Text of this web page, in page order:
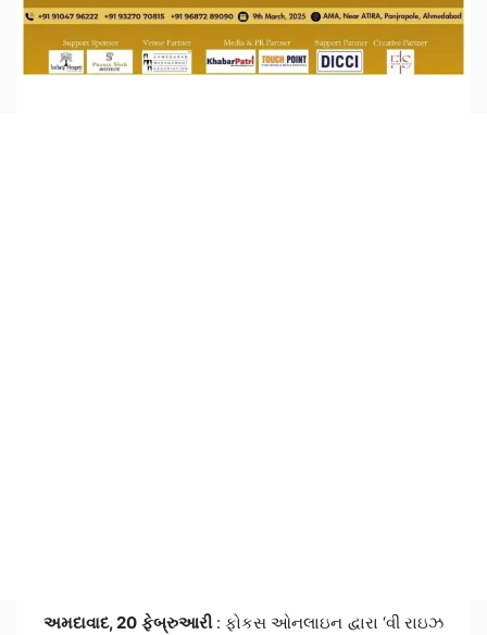
અમદાવાદ, 20 ફેબ્રુઆરી: ફોકસ ઓનલાઇન દ્વારા ‘વી રાઇઝ